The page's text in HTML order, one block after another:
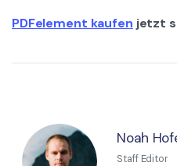
PDFelement kaufen jetzt
Noah
Staff Editor